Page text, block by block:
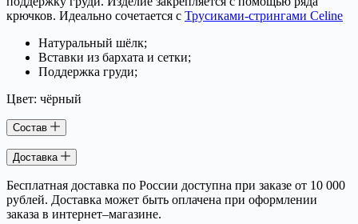
крючков. Идеально сочетается с Трусиками-стрингами Celine
Натуральный шёлк;
Вставки из бархата и сетки;
Поддержка груди;
Цвет: чёрный
Состав
Доставка
Бесплатная доставка по России доступна при заказе от 10 000
рублей. Доставка может быть оплачена при оформлении
заказа в интернет–магазине.